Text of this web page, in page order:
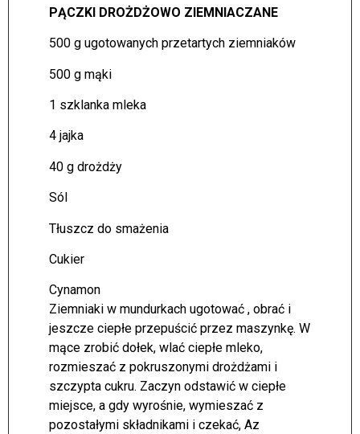
PĄCZKI DROŻDŻOWO ZIEMNIACZANE
500 g ugotowanych przetartych ziemniaków
500 g mąki
1 szklanka mleka
4 jajka
40 g drożdży
Sól
Tłuszcz do smażenia
Cukier
Cynamon
Ziemniaki w mundurkach ugotować , obrać i
jeszcze ciepłe przepuścić przez maszynkę. W
mące zrobić dołek, wlać ciepłe mleko,
rozmieszać z pokruszonymi drożdżami i
szczypta cukru. Zaczyn odstawić w ciepłe
miejsce, a gdy wyrośnie, wymieszać z
pozostałymi składnikami i czekać, Az